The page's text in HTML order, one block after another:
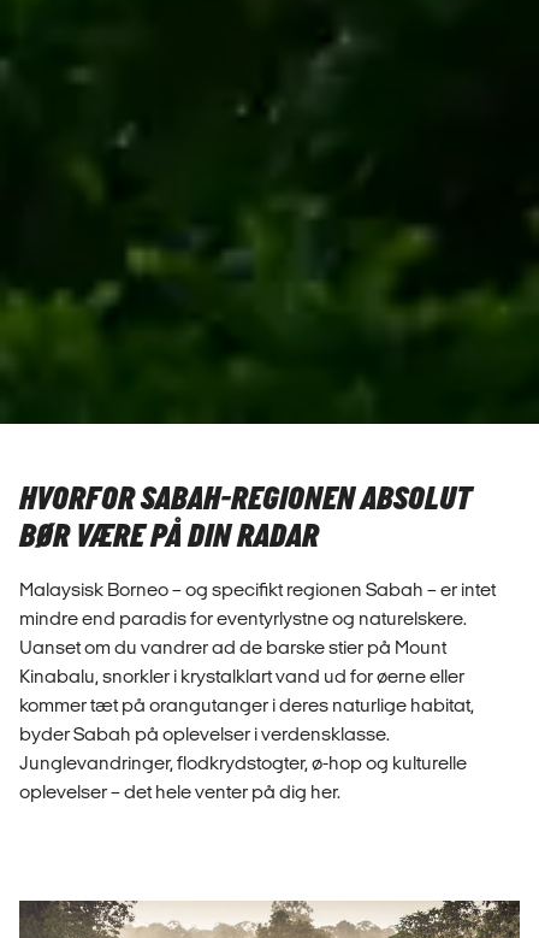
HVORFOR SABAH-REGIONEN ABSOLUT
BØR VÆRE PÅ DIN RADAR
Malaysisk Borneo – og specifikt regionen Sabah – er intet
mindre end paradis for eventyrlystne og naturelskere.
Uanset om du vandrer ad de barske stier på Mount
Kinabalu, snorkler i krystalklart vand ud for øerne eller
kommer tæt på orangutanger i deres naturlige habitat,
byder Sabah på oplevelser i verdensklasse.
Junglevandringer, flodkrydstogter, ø-hop og kulturelle
oplevelser – det hele venter på dig her.